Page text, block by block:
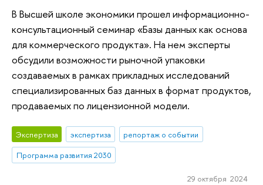
В Высшей школе экономики прошел информационно-
консультационный семинар «Базы данных как основа
для коммерческого продукта». На нем эксперты
обсудили возможности рыночной упаковки
создаваемых в рамках прикладных исследований
специализированных баз данных в формат продуктов,
продаваемых по лицензионной модели.
Экспертиза экспертиза
репортаж о событии
Программа развития 2030
29 октября 2024